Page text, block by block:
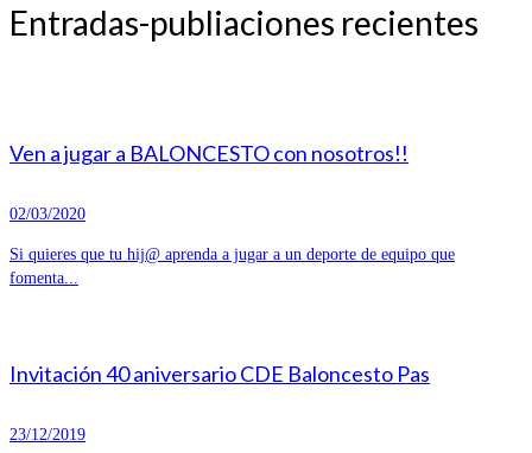
Entradas-publiaciones recientes
Ven a jugar a BALONCESTO con nosotros!!
02/03/2020
Si quieres que tu hij@ aprenda a jugar a un deporte de equipo que
fomenta...
Invitación 40 aniversario CDE Baloncesto Pas
23/12/2019